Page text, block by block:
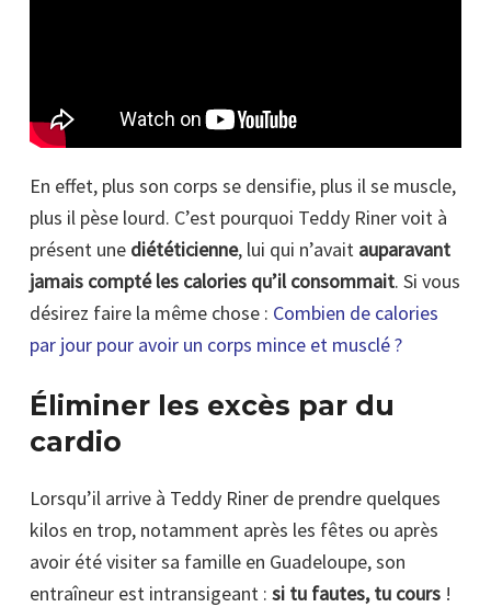
En effet, plus son corps se densifie, plus il se muscle,
plus il pèse lourd. C’est pourquoi Teddy Riner voit à
présent une diététicienne, lui qui n’avait auparavant
jamais compté les calories qu’il consommait. Si vous
désirez faire la même chose : Combien de calories
par jour pour avoir un corps mince et musclé ?
Éliminer les excès par du
cardio
Lorsqu’il arrive à Teddy Riner de prendre quelques
kilos en trop, notamment après les fêtes ou après
avoir été visiter sa famille en Guadeloupe, son
entraîneur est intransigeant : si tu fautes, tu cours !